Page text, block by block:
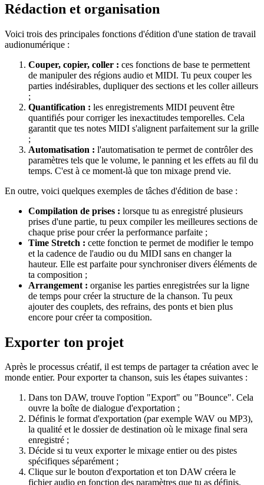
Rédaction et organisation
Voici trois des principales fonctions d'édition d'une station de travail
audionumérique :
Couper, copier, coller : ces fonctions de base te permettent
de manipuler des régions audio et MIDI. Tu peux couper les
parties indésirables, dupliquer des sections et les coller ailleurs
;
Quantification : les enregistrements MIDI peuvent être
quantifiés pour corriger les inexactitudes temporelles. Cela
garantit que tes notes MIDI s'alignent parfaitement sur la grille
;
Automatisation : l'automatisation te permet de contrôler des
paramètres tels que le volume, le panning et les effets au fil du
temps. C'est à ce moment-là que ton mixage prend vie.
En outre, voici quelques exemples de tâches d'édition de base :
Compilation de prises : lorsque tu as enregistré plusieurs
prises d'une partie, tu peux compiler les meilleures sections de
chaque prise pour créer la performance parfaite ;
Time Stretch : cette fonction te permet de modifier le tempo
et la cadence de l'audio ou du MIDI sans en changer la
hauteur. Elle est parfaite pour synchroniser divers éléments de
ta composition ;
Arrangement : organise les parties enregistrées sur la ligne
de temps pour créer la structure de la chanson. Tu peux
ajouter des couplets, des refrains, des ponts et bien plus
encore pour créer ta composition.
Exporter ton projet
Après le processus créatif, il est temps de partager ta création avec le
monde entier. Pour exporter ta chanson, suis les étapes suivantes :
Dans ton DAW, trouve l'option "Export" ou "Bounce". Cela
ouvre la boîte de dialogue d'exportation ;
Définis le format d'exportation (par exemple WAV ou MP3),
la qualité et le dossier de destination où le mixage final sera
enregistré ;
Décide si tu veux exporter le mixage entier ou des pistes
spécifiques séparément ;
Clique sur le bouton d'exportation et ton DAW créera le
fichier audio en fonction des paramètres que tu as définis.